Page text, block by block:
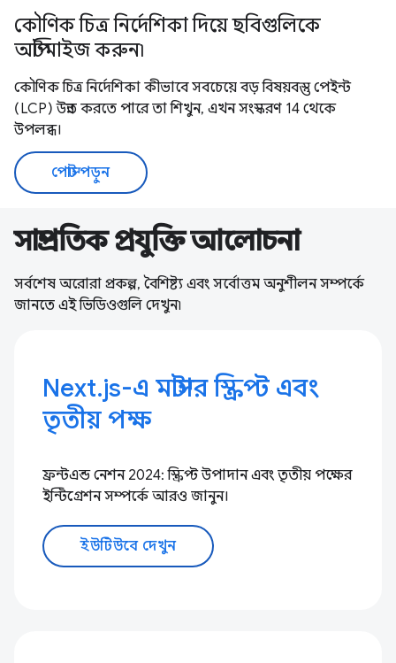
কৌণিক চিত্র নির্দেশিকা দিয়ে ছবিগুলিকে
অপ্টিমাইজ করুন৷
কৌণিক চিত্র নির্দেশিকা কীভাবে সবচেয়ে বড় বিষয়বস্তু পেইন্ট
(LCP) উন্নত করতে পারে তা শিখুন, এখন সংস্করণ 14 থেকে
উপলব্ধ।
পোস্ট পড়ুন
সাম্প্রতিক প্রযুক্তি আলোচনা
সর্বশেষ অরোরা প্রকল্প, বৈশিষ্ট্য এবং সর্বোত্তম অনুশীলন সম্পর্কে
জানতে এই ভিডিওগুলি দেখুন৷
Next.js-এ মাস্টার স্ক্রিপ্ট এবং
তৃতীয় পক্ষ
ফ্রন্টএন্ড নেশন 2024: স্ক্রিপ্ট উপাদান এবং তৃতীয় পক্ষের
ইন্টিগ্রেশন সম্পর্কে আরও জানুন।
ইউটিউবে দেখুন